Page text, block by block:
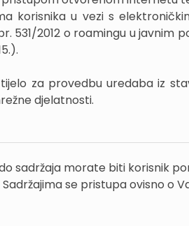
korisnika u vezi s
531/2012 o roamingu u javnim
za provedbu uredaba iz
djelatnosti.
sadržaja morate biti korisnik
Sadržajima se pristupa ovisno o